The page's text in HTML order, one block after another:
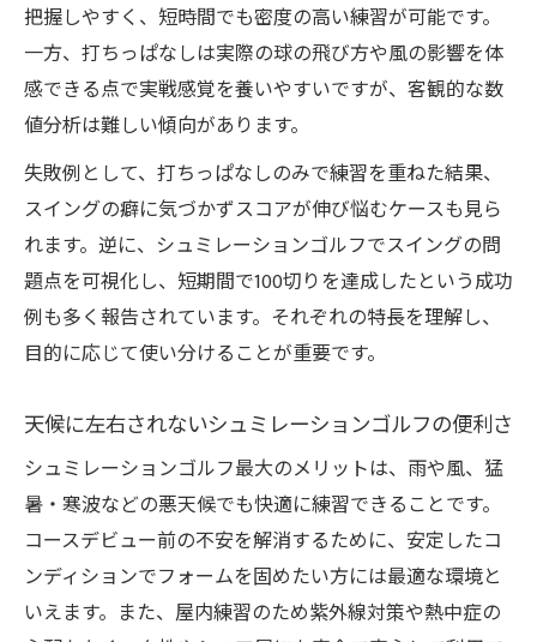
把握しやすく、短時間でも密度の高い練習が可能です。
一方、打ちっぱなしは実際の球の飛び方や風の影響を体
感できる点で実戦感覚を養いやすいですが、客観的な数
値分析は難しい傾向があります。
失敗例として、打ちっぱなしのみで練習を重ねた結果、
スイングの癖に気づかずスコアが伸び悩むケースも見ら
れます。逆に、シュミレーションゴルフでスイングの問
題点を可視化し、短期間で100切りを達成したという成功
例も多く報告されています。それぞれの特長を理解し、
目的に応じて使い分けることが重要です。
天候に左右されないシュミレーションゴルフの便利さ
シュミレーションゴルフ最大のメリットは、雨や風、猛
暑・寒波などの悪天候でも快適に練習できることです。
コースデビュー前の不安を解消するために、安定したコ
ンディションでフォームを固めたい方には最適な環境と
いえます。また、屋内練習のため紫外線対策や熱中症の